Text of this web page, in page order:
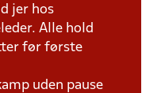
jer hos
Alle hold
før første
uden pause